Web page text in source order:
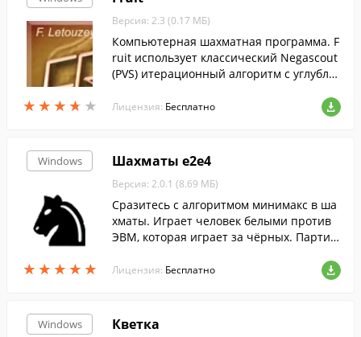
★ ★ ★ ★ ★
★ ★ ★ ★ ★
Версия: 2.3 (0.17 МБ)
Компьютерная шахматная программа. F
ruit использует классический Negascout
(PVS) итерационный алгоритм с углубле
Лицензия: Бесплатно
Windows
★ ★ ★ ★ ★
★ ★ ★ ★ ★
Шахматы e2e4
Версия: 2.0.1 (8.69 МБ)
Сразитесь с алгоритмом минимакс в ша
хматы. Играет человек белыми против
ЭВМ, которая играет за чёрных. Партии
ривать.
Лицензия: Бесплатно
Windows Кветка